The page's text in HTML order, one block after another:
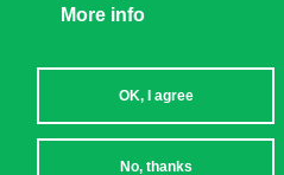
Copyright © 2026
More info
OK, I agree
No, thanks